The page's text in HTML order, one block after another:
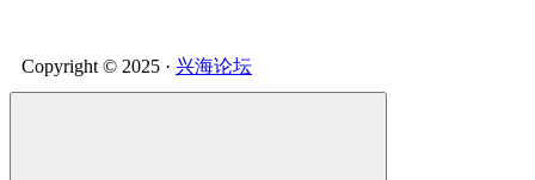
Copyright © 2025 · 兴海论坛